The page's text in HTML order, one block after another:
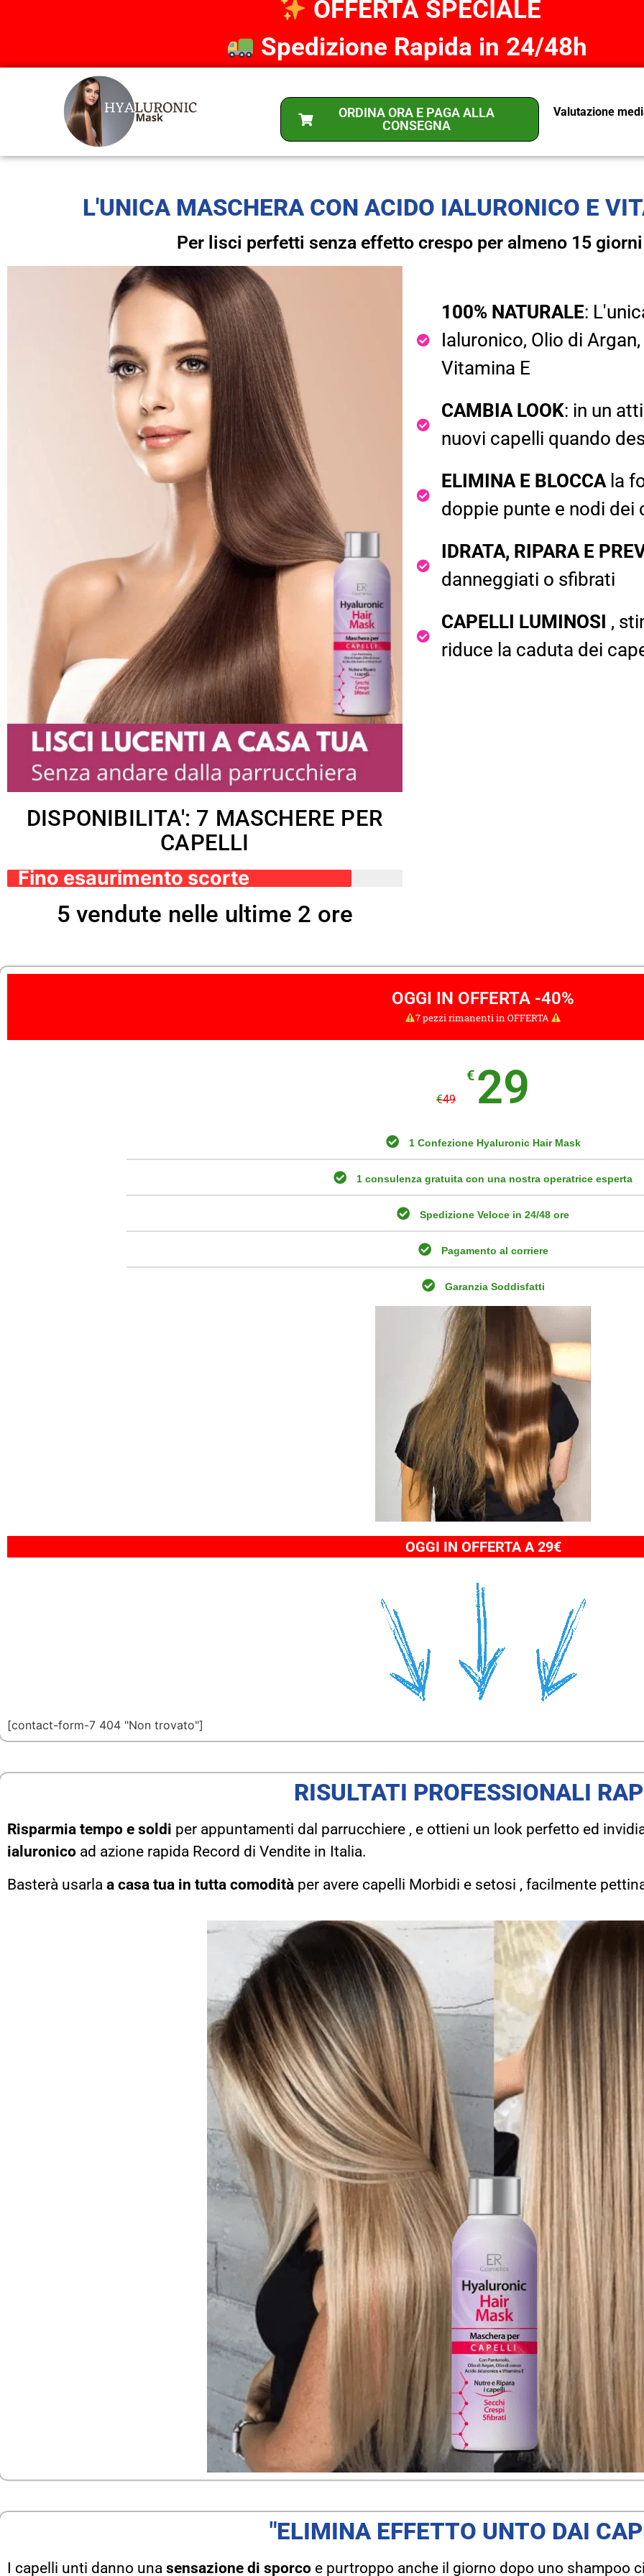
OFFERTA SPECIALE
Spedizione Rapida in 24/48h
ORDINA ORA E PAGA ALLA
CONSEGNA
Valutazione
L'UNICA MASCHERA CON ACIDO IALURONICO E
Per lisci perfetti senza effetto crespo per almeno 15 giorni
DISPONIBILITA': 7 MASCHERE PER
CAPELLI
Fino esaurimento scorte
5 vendute nelle ultime 2 ore
100% NATURALE:
Ialuronico, Olio di
Vitamina E
CAMBIA LOOK: in un
nuovi capelli quando
ELIMINA E BLOCCAla
doppie punte e nodi dei
IDRATA, RIPARA E
danneggiati o sfibrati
CAPELLI LUMINOSI ,
riduce la caduta dei
OGGI IN OFFERTA -40%
7 pezzi rimanenti in OFFERTA
€49
€ 29
1 Confezione Hyaluronic Hair Mask
1 consulenza gratuita con una nostra operatrice esperta
Spedizione Veloce in 24/48 ore
Pagamento al corriere
Garanzia Soddisfatti
OGGI IN OFFERTA A 29€
[contact-form-7 404 "Non trovato"]
RISULTATI PROFESSIONALI
Risparmia tempo e soldi per appuntamenti dal parrucchiere , e ottieni un look perfetto ed
ialuronico ad azione rapida Record di Vendite in Italia.
Basterà usarla a casa tua in tutta comodità per avere capelli Morbidi e setosi , facilmente
"ELIMINA EFFETTO UNTO DAI
I capelli unti danno una sensazione di sporco e purtroppo anche il giorno dopo uno shampoo